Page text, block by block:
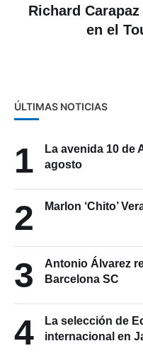
Richard
en el
ÚLTIMAS NOTICIAS
1
La avenida 10 de
agosto
2 Marlon ‘Chito’
3
Antonio Álvarez
Barcelona SC
4
La selección de
internacional en